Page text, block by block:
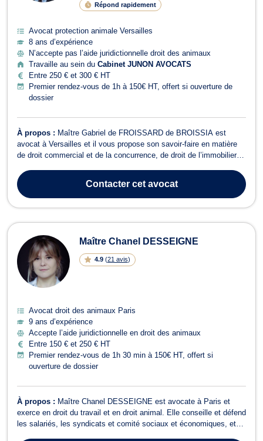
Répond rapidement
Avocat protection animale Versailles
8 ans d’expérience
N’accepte pas l’aide juridictionnelle droit des animaux
Travaille au sein du Cabinet JUNON AVOCATS
Entre 250 € et 300 € HT
Premier rendez-vous de 1h à 150€ HT, offert si ouverture de
dossier
À propos : Maître Gabriel de FROISSARD de BROISSIA est
avocat à Versailles et il vous propose son savoir-faire en matière
de droit commercial et de la concurrence, de droit de l’immobilier et
Gabriel de FROISSARD de BROISSIA vous accompagne dans le
cadre des procédures r...Contactercet avocat
Maître Chanel DESSEIGNE
4.9 (21 avis)
Avocat droit des animaux Paris
9 ans d’expérience
Accepte l’aide juridictionnelle en droit des animaux
Entre 150 € et 250 € HT
Premier rendez-vous de 1h 30 min à 150€ HT, offert si
ouverture de dossier
À propos : Maître Chanel DESSEIGNE est avocate à Paris et
exerce en droit du travail et en droit animal. Elle conseille et défend
les salariés, les syndicats et comité sociaux et économiques, et